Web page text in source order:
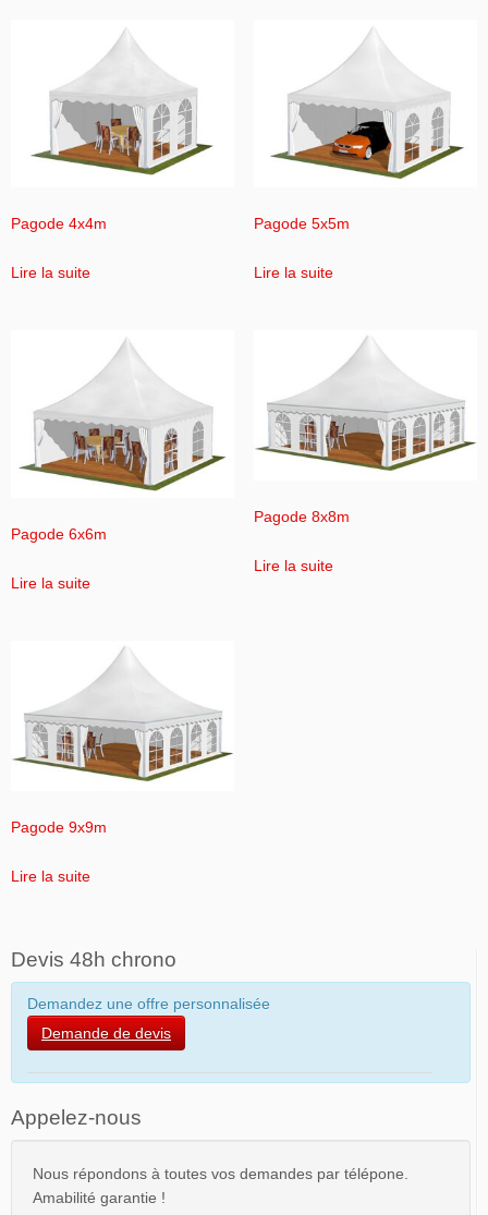
Pagode 4x4m
Lire la suite
Pagode 5x5m
Lire la suite
Pagode 6x6m
Lire la suite
Pagode 8x8m
Lire la suite
Pagode 9x9m
Lire la suite
Devis 48h chrono
Demandez une offre personnalisée
Demande de devis
Appelez-nous
Nous répondons à toutes vos demandes par télépone.
Amabilité garantie !